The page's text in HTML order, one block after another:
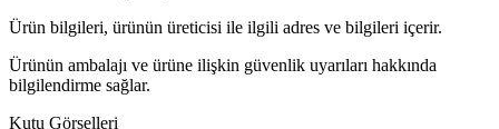
Ürün bilgileri, ürünün üreticisi ile ilgili adres ve bilgileri içerir.
Ürünün ambalajı ve ürüne ilişkin güvenlik uyarıları hakkında
bilgilendirme sağlar.
Kutu Görselleri